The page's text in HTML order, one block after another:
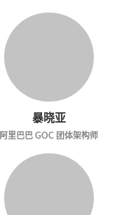
暴晓亚
阿里巴巴 GOC 团体架构师